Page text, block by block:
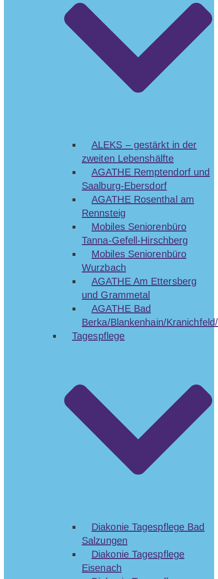
ALEKS – gestärkt in der
zweiten Lebenshälfte
AGATHE Remptendorf und
Saalburg-Ebersdorf
AGATHE Rosenthal am
Rennsteig
Mobiles Seniorenbüro
Tanna-Gefell-Hirschberg
Mobiles Seniorenbüro
Wurzbach
AGATHE Am Ettersberg
und Grammetal
AGATHE Bad
Berka/Blankenhain/
Tagespflege
Diakonie Tagespflege Bad
Salzungen
Diakonie Tagespflege
Eisenach